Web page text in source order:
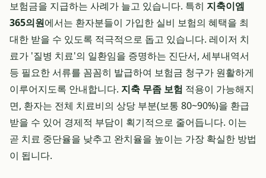
보험금을 지급하는 사례가 늘고 있습니다. 특히 지축이엠
365의원에서는 환자분들이 가입한 실비 보험의 혜택을 최
대한 받을 수 있도록 적극적으로 돕고 있습니다. 레이저 치
료가 '질병 치료'의 일환임을 증명하는 진단서, 세부내역서
등 필요한 서류를 꼼꼼히 발급하여 보험금 청구가 원활하게
이루어지도록 안내합니다. 지축 무좀 보험 적용이 가능해지
면, 환자는 전체 치료비의 상당 부분(보통 80~90%)을 환급
받을 수 있어 경제적 부담이 획기적으로 줄어듭니다. 이는
곧 치료 중단율을 낮추고 완치율을 높이는 가장 확실한 방법
이 됩니다.